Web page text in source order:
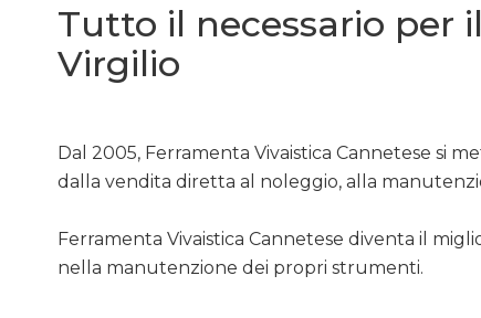
Tutto il necessario per
Virgilio
Dal 2005, Ferramenta Vivaistica Cannetese si
dalla vendita diretta al noleggio, alla
Ferramenta Vivaistica Cannetese diventa il
nella manutenzione dei propri strumenti.